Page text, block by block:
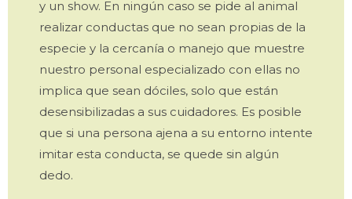
y un show. En ningún caso se pide al animal
realizar conductas que no sean propias de la
especie y la cercanía o manejo que muestre
nuestro personal especializado con ellas no
implica que sean dóciles, solo que están
desensibilizadas a sus cuidadores. Es posible
que si una persona ajena a su entorno intente
imitar esta conducta, se quede sin algún
dedo.